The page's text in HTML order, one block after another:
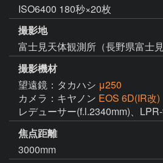
ISO6400 180秒×20枚
撮影地
富士見天体観測所（長野県富士見
撮影機材
望遠鏡：タカハシ μ250
カメラ：キヤノン EOS 6D(IR改)
レデューサー(f.l.2340mm)、
焦点距離
3000mm